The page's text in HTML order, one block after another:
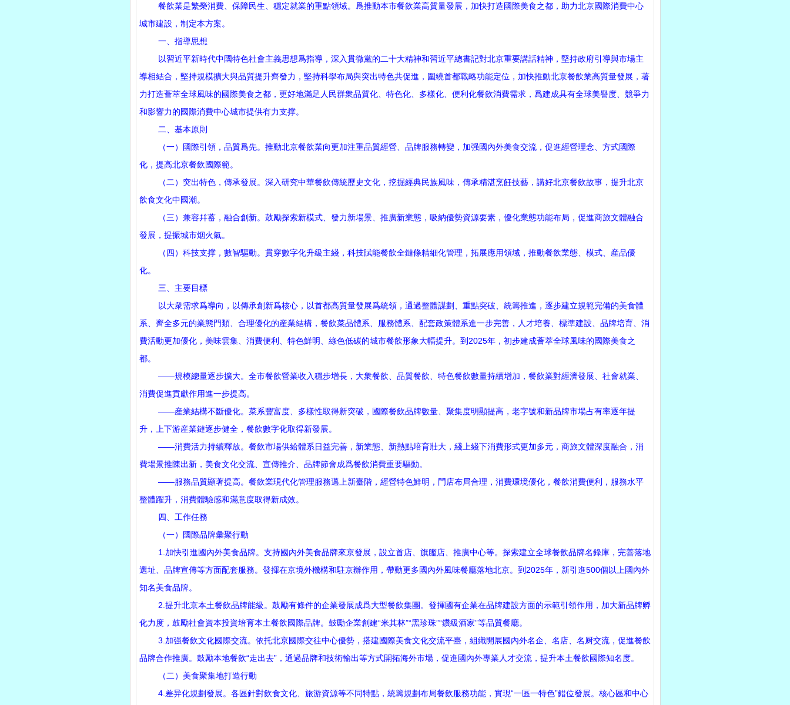
餐飲業是繁榮消費、保障民生、穩定就業的重點領域。爲推動本市餐飲業高質量發展，加快打造國際美食之都，助力北京國際消費中心
城市建設，制定本方案。
一、指導思想
以習近平新時代中國特色社會主義思想爲指導，深入貫徹黨的二十大精神和習近平總書記對北京重要講話精神，堅持政府引導與市場主
導相結合，堅持規模擴大與品質提升齊發力，堅持科學布局與突出特色共促進，圍繞首都戰略功能定位，加快推動北京餐飲業高質量發展，著
力打造薈萃全球風味的國際美食之都，更好地滿足人民群衆品質化、特色化、多樣化、便利化餐飲消費需求，爲建成具有全球美譽度、競爭力
和影響力的國際消費中心城市提供有力支撑。
二、基本原則
（一）國際引領，品質爲先。推動北京餐飲業向更加注重品質經營、品牌服務轉變，加强國內外美食交流，促進經營理念、方式國際
化，提高北京餐飲國際範。
（二）突出特色，傳承發展。深入研究中華餐飲傳統歷史文化，挖掘經典民族風味，傳承精湛烹飪技藝，講好北京餐飲故事，提升北京
飲食文化中國潮。
（三）兼容幷蓄，融合創新。鼓勵探索新模式、發力新場景、推廣新業態，吸納優勢資源要素，優化業態功能布局，促進商旅文體融合
發展，提振城市烟火氣。
（四）科技支撑，數智驅動。貫穿數字化升級主綫，科技賦能餐飲全鏈條精細化管理，拓展應用領域，推動餐飲業態、模式、産品優
化。
三、主要目標
以大衆需求爲導向，以傳承創新爲核心，以首都高質量發展爲統領，通過整體謀劃、重點突破、統籌推進，逐步建立規範完備的美食體
系、齊全多元的業態門類、合理優化的産業結構，餐飲菜品體系、服務體系、配套政策體系進一步完善，人才培養、標準建設、品牌培育、消
費活動更加優化，美味雲集、消費便利、特色鮮明、綠色低碳的城市餐飲形象大幅提升。到2025年，初步建成薈萃全球風味的國際美食之
都。
——規模總量逐步擴大。全市餐飲營業收入穩步增長，大衆餐飲、品質餐飲、特色餐飲數量持續增加，餐飲業對經濟發展、社會就業、
消費促進貢獻作用進一步提高。
——産業結構不斷優化。菜系豐富度、多樣性取得新突破，國際餐飲品牌數量、聚集度明顯提高，老字號和新品牌市場占有率逐年提
升，上下游産業鏈逐步健全，餐飲數字化取得新發展。
——消費活力持續釋放。餐飲市場供給體系日益完善，新業態、新熱點培育壯大，綫上綫下消費形式更加多元，商旅文體深度融合，消
費場景推陳出新，美食文化交流、宣傳推介、品牌節會成爲餐飲消費重要驅動。
——服務品質顯著提高。餐飲業現代化管理服務邁上新臺階，經營特色鮮明，門店布局合理，消費環境優化，餐飲消費便利，服務水平
整體躍升，消費體驗感和滿意度取得新成效。
四、工作任務
（一）國際品牌彙聚行動
1.加快引進國內外美食品牌。支持國內外美食品牌來京發展，設立首店、旗艦店、推廣中心等。探索建立全球餐飲品牌名錄庫，完善落地
選址、品牌宣傳等方面配套服務。發揮在京境外機構和駐京辦作用，帶動更多國內外風味餐廳落地北京。到2025年，新引進500個以上國內外
知名美食品牌。
2.提升北京本土餐飲品牌能級。鼓勵有條件的企業發展成爲大型餐飲集團。發揮國有企業在品牌建設方面的示範引領作用，加大新品牌孵
化力度，鼓勵社會資本投資培育本土餐飲國際品牌。鼓勵企業創建“米其林”“黑珍珠”“鑽級酒家”等品質餐廳。
3.加强餐飲文化國際交流。依托北京國際交往中心優勢，搭建國際美食文化交流平臺，組織開展國內外名企、名店、名厨交流，促進餐飲
品牌合作推廣。鼓勵本地餐飲“走出去”，通過品牌和技術輸出等方式開拓海外市場，促進國內外專業人才交流，提升本土餐飲國際知名度。
（二）美食聚集地打造行動
4.差异化規劃發展。各區針對飲食文化、旅游資源等不同特點，統籌規劃布局餐飲服務功能，實現“一區一特色”錯位發展。核心區和中心